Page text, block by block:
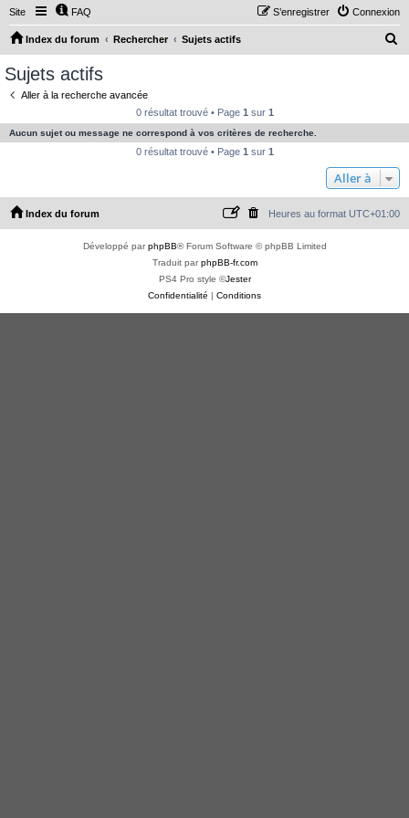
Site FAQ Connexion
S’enregistrer
Index du forum Rechercher Sujets actifs
e
c
e
Sujets actifs
Aller à la recherche avancée
0 résultat trouvé • Page 1 sur 1
Aucun sujet ou message ne correspond à vos critères de recherche.
0 résultat trouvé • Page 1 sur 1
Aller à
Index du forum Heures au format UTC+01:00
Développé parphpBB® Forum Software © phpBB Limited
Traduit parphpBB-fr.com
PS4 Pro style ©Jester
Confidentialité | Conditions